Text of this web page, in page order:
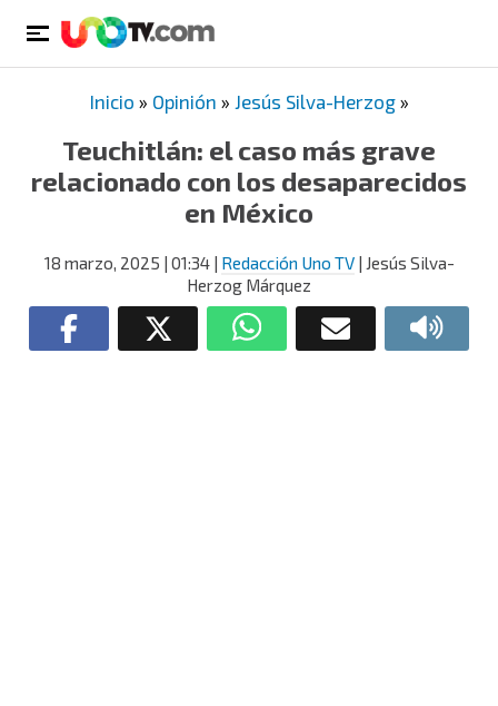
Inicio » Opinión » Jesús Silva-Herzog»
Teuchitlán: el caso más grave
relacionado con los desaparecidos
en México
18 marzo, 2025 | 01:34| Redacción Uno TV| Jesús Silva-
Herzog Márquez